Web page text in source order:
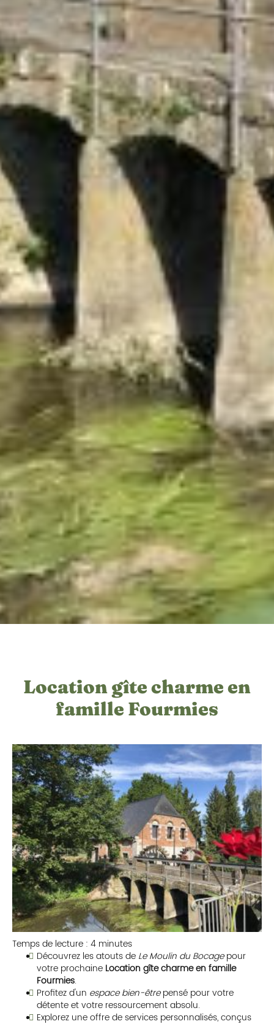
Location gîte charme en
famille Fourmies
Temps de lecture : 4 minutes
Découvrez les atouts de Le Moulin du Bocagepour
votre prochaine Location gîte charme en famille
Fourmies.
Profitez d'un espace bien-êtrepensé pour votre
détente et votre ressourcement absolu.
Explorez une offre de services personnalisés, conçus